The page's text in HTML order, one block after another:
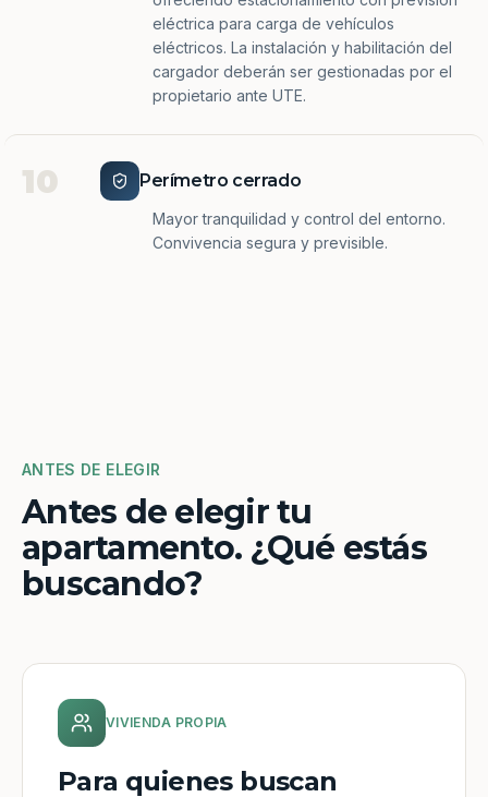
eléctrica para carga de vehículos
eléctricos. La instalación y habilitación del
cargador deberán ser gestionadas por el
propietario ante UTE.
10 Perímetro cerrado
Mayor tranquilidad y control del entorno.
Convivencia segura y previsible.
ANTES DE ELEGIR
Antes de elegir tu
apartamento. ¿Qué estás
buscando?
VIVIENDA PROPIA
Para quienes buscan